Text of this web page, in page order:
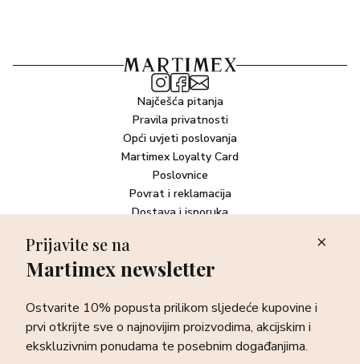
Najčešća pitanja
Pravila privatnosti
Opći uvjeti poslovanja
Martimex Loyalty Card
Poslovnice
Povrat i reklamacija
Dostava i isporuka
Newsletter
sve o najnovijim proizvodima, akcijskim i ekskluzivnim
ponudama te posebnim događanjima.
Prijava
Prijavite se na
Martimex newsletter
Ostvarite 10% popusta prilikom sljedeće kupovine i
prvi otkrijte sve o najnovijim proizvodima, akcijskim i
ekskluzivnim ponudama te posebnim događanjima.